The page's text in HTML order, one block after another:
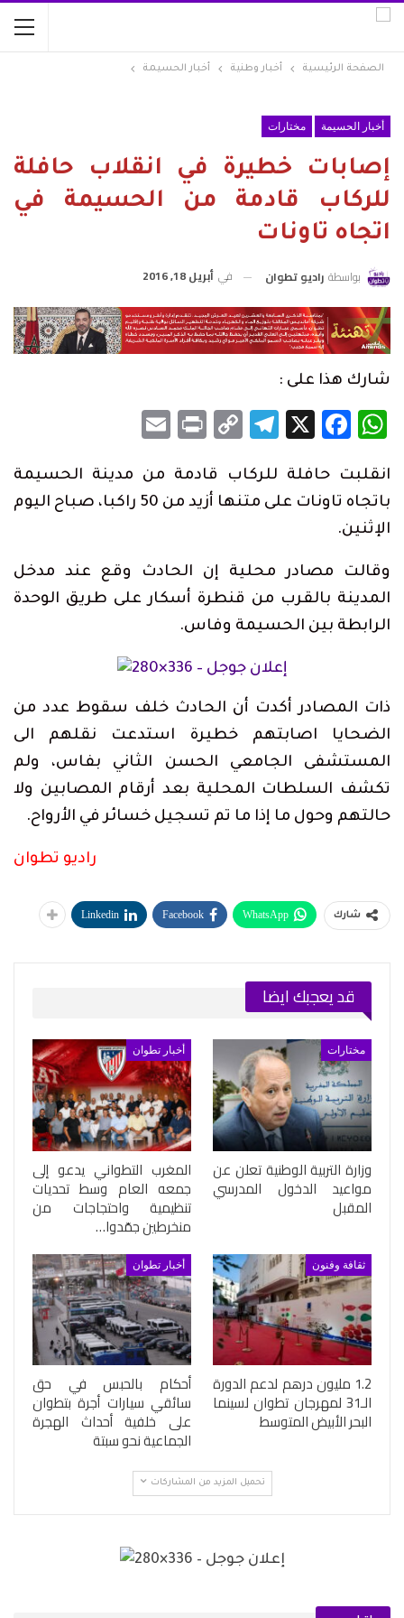
الصفحة الرئيسية أخبار وطنية أخبار الحسيمة
أخبار الحسيمة مختارات
إصابات خطيرة في انقلاب حافلة
للركاب قادمة من الحسيمة في
اتجاه تاونات
بواسطة راديو تطوان في أبريل 18, 2016
شارك هذا على :
WhatsApp
Facebook
X
Telegram
Copy
Print
انقلبت حافلة للركاب قادمة من مدينة الحسيمة
باتجاه تاونات على متنها أزيد من 50 راكبا، صباح اليوم
الإثنين.
وقالت مصادر محلية إن الحادث وقع عند مدخل
المدينة بالقرب من قنطرة أسكار على طريق الوحدة
الرابطة بين الحسيمة وفاس.
ذات المصادر أكدت أن الحادث خلف سقوط عدد من
الضحايا اصابتهم خطيرة استدعت نقلهم الى
المستشفى الجامعي الحسن الثاني بفاس، ولم
تكشف السلطات المحلية بعد أرقام المصابين ولا
حالتهم وحول ما إذا ما تم تسجيل خسائر في الأرواح.
راديو تطوان
شارك WhatsApp
Facebook
Linkedin
قد يعجبك ايضا
مختارات
وزارة التربية الوطنية تعلن عن
مواعيد الدخول المدرسي
المقبل
أخبار تطوان
المغرب التطواني يدعو إلى
جمعه العام وسط تحديات
تنظيمية واحتجاجات من
منخرطين جمّدوا…
ثقافة وفنون
1.2 مليون درهم لدعم الدورة
الـ31 لمهرجان تطوان لسينما
البحر الأبيض المتوسط
أخبار تطوان
أحكام بالحبس في حق
سائقي سيارات أجرة بتطوان
على خلفية أحداث الهجرة
الجماعية نحو سبتة
تحميل المزيد من المشاركات